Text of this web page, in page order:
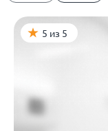
5 из 5